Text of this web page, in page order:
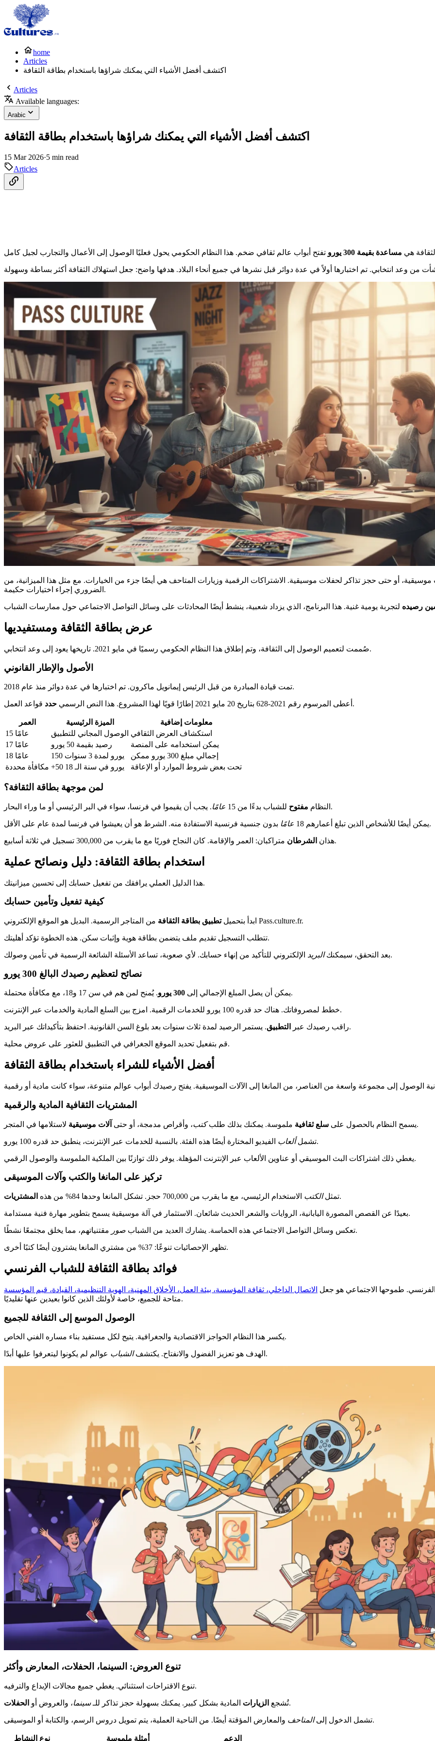
home
Articles
اكتشف أفضل الأشياء التي يمكنك شراؤها باستخدام بطاقة الثقافة
Articles
Available languages:
Arabic
اكتشف أفضل الأشياء التي يمكنك شراؤها باستخدام بطاقة الثقافة
15 Mar 2026·5 min read
Articles
هي مساعدة بقيمة 300 يورو
أو حتى حجز تذاكر لحفلات موسيقية. الاشتراكات الرقمية وزيارات المتاحف هي أيضًا جزء من الخيارات. مع مثل هذا الميزانية، من
الضروري إجراء اختيارات حكيمة.
رصيده
عرض بطاقة الثقافة ومستفيديها
صُممت لتعميم الوصول إلى الثقافة، وتم إطلاق هذا النظام الحكومي رسميًا في مايو 2021. تاريخها يعود إلى وعد انتخابي.
الأصول والإطار القانوني
تمت قيادة المبادرة من قبل الرئيس إيمانويل ماكرون. تم اختبارها في عدة دوائر منذ عام 2018.
أعطى المرسوم رقم 2021-628 بتاريخ 20 مايو 2021 إطارًا قويًا لهذا المشروع. هذا النص الرسمي حدد قواعد العمل.
العمر الميزة الرئيسية
معلومات إضافية
15 عامًا
الوصول المجاني للتطبيق استكشاف العرض الثقافي
17 عامًا
رصيد بقيمة 50 يورو
يمكن استخدامه على المنصة
18 عامًا
150 يورو لمدة 3 سنوات
إجمالي مبلغ 300 يورو ممكن
مكافأة محددة
+50 يورو في سنة الـ 18 تحت بعض شروط الموارد أو الإعاقة
لمن موجهة بطاقة الثقافة؟
النظام مفتوح للشباب بدءًا من 15 عامًا . يجب أن يقيموا في فرنسا، سواء في البر الرئيسي أو ما وراء البحار.
يمكن أيضًا للأشخاص الذين تبلغ أعمارهم 18 عامًا بدون جنسية فرنسية الاستفادة منه. الشرط هو أن يعيشوا في فرنسا لمدة عام على الأقل.
هذان الشرطان متراكبان: العمر والإقامة. كان النجاح فوريًا مع ما يقرب من 300,000 تسجيل في ثلاثة أسابيع.
استخدام بطاقة الثقافة: دليل ونصائح عملية
هذا الدليل العملي يرافقك من تفعيل حسابك إلى تحسين ميزانيتك.
كيفية تفعيل وتأمين حسابك
ابدأ بتحميلتطبيق بطاقة الثقافة من المتاجر الرسمية. البديل هو الموقع الإلكتروني Pass.culture.fr.
تتطلب التسجيل تقديم ملف يتضمن بطاقة هوية وإثبات سكن. هذه الخطوة تؤكد أهليتك.
بعد التحقق، سيمكنكالبريد الإلكتروني للتأكيد من إنهاء حسابك. لأي صعوبة، تساعد الأسئلة الشائعة الرسمية في تأمين وصولك.
نصائح لتعظيم رصيدك البالغ 300 يورو
يمكن أن يصل المبلغ الإجمالي إلى 300 يورو . يُمنح لمن هم في سن 17 و18، مع مكافأة محتملة.
خطط لمصروفاتك. هناك حد قدره 100 يورو للخدمات الرقمية. امزج بين السلع المادية والخدمات عبر الإنترنت.
راقب رصيدك عبر التطبيق . يستمر الرصيد لمدة ثلاث سنوات بعد بلوغ السن القانونية. احتفظ بتأكيداتك عبر البريد.
قم بتفعيل تحديد الموقع الجغرافي في التطبيق للعثور على عروض محلية.
أفضل الأشياء للشراء باستخدام بطاقة الثقافة
المشتريات الثقافية المادية والرقمية
يسمح النظام بالحصول على سلع ثقافية ملموسة. يمكنك بذلك طلبكتب، وأقراص مدمجة، أو حتى آلات موسيقية لاستلامها في المتجر.
تشملألعاب الفيديو المختارة أيضًا هذه الفئة. بالنسبة للخدمات عبر الإنترنت، ينطبق حد قدره 100 يورو.
يغطي ذلك اشتراكات البث الموسيقي أو عناوين الألعاب عبر الإنترنت المؤهلة. يوفر ذلك توازنًا بين الملكية الملموسة والوصول الرقمي.
تركيز على المانغا والكتب وآلات الموسيقى
تمثلالكتب الاستخدام الرئيسي، مع ما يقرب من 700,000 حجز. تشكل المانغا وحدها 84% من هذه المشتريات .
بعيدًا عن القصص المصورة اليابانية، الروايات والشعر الحديث شائعان. الاستثمار في آلة موسيقية يسمح بتطوير مهارة فنية مستدامة.
تعكس وسائل التواصل الاجتماعي هذه الحماسة. يشارك العديد من الشباب صور مقتنياتهم، مما يخلق مجتمعًا نشطًا.
تظهر الإحصائيات تنوعًا: 37% من مشتري المانغا يشترون أيضًا كتبًا أخرى.
فوائد بطاقة الثقافة للشباب الفرنسي
طموحها الاجتماعي هو جعل الاتصال الداخلي، ثقافة المؤسسة، بيئة العمل، الأخلاق المهنية، الهوية التنظيمية، القيادة، قيم المؤسسة
متاحة للجميع، خاصة لأولئك الذين كانوا بعيدين عنها تقليديًا.
الوصول الموسع إلى الثقافة للجميع
يكسر هذا النظام الحواجز الاقتصادية والجغرافية. يتيح لكل مستفيد بناء مساره الفني الخاص.
الهدف هو تعزيز الفضول والانفتاح. يكتشفالشباب عوالم لم يكونوا ليتعرفوا عليها أبدًا.
تنوع العروض: السينما، الحفلات، المعارض وأكثر
تنوع الاقتراحات استثنائي. يغطي جميع مجالات الإبداع والترفيه.
تُشجع الزيارات المادية بشكل كبير. يمكنك بسهولة حجز تذاكر للـسينما، والعروض أو الحفلات .
تشمل الدخول إلىالمتاحف والمعارض المؤقتة أيضًا. من الناحية العملية، يتم تمويل دروس الرسم، والكتابة أو الموسيقى.
نوع النشاط أمثلة ملموسة الدعم